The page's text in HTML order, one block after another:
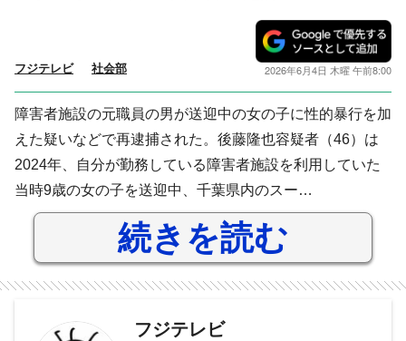
フジテレビ 社会部 2026年6月4日 木曜 午前8:00
障害者施設の元職員の男が送迎中の女の子に性的暴行を加
えた疑いなどで再逮捕された。後藤隆也容疑者（46）は
2024年、自分が勤務している障害者施設を利用していた
当時9歳の女の子を送迎中、千葉県内のスー…
続きを読む
フジテレビ